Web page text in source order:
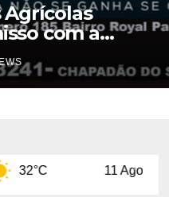
Agrícolas
com a
Castro PR
11 Ago 29°C